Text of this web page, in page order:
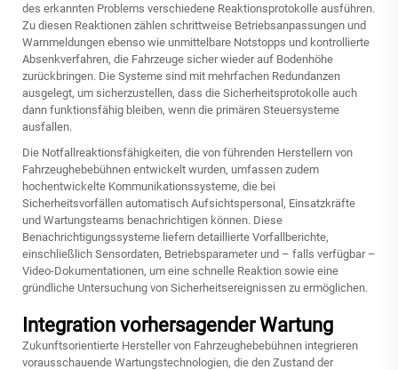
des erkannten Problems verschiedene Reaktionsprotokolle ausführen.
Zu diesen Reaktionen zählen schrittweise Betriebsanpassungen und
Warnmeldungen ebenso wie unmittelbare Notstopps und kontrollierte
Absenkverfahren, die Fahrzeuge sicher wieder auf Bodenhöhe
zurückbringen. Die Systeme sind mit mehrfachen Redundanzen
ausgelegt, um sicherzustellen, dass die Sicherheitsprotokolle auch
dann funktionsfähig bleiben, wenn die primären Steuersysteme
ausfallen.
Die Notfallreaktionsfähigkeiten, die von führenden Herstellern von
Fahrzeughebebühnen entwickelt wurden, umfassen zudem
hochentwickelte Kommunikationssysteme, die bei
Sicherheitsvorfällen automatisch Aufsichtspersonal, Einsatzkräfte
und Wartungsteams benachrichtigen können. Diese
Benachrichtigungssysteme liefern detaillierte Vorfallberichte,
einschließlich Sensordaten, Betriebsparameter und – falls verfügbar –
Video-Dokumentationen, um eine schnelle Reaktion sowie eine
gründliche Untersuchung von Sicherheitsereignissen zu ermöglichen.
Integration vorhersagender Wartung
Zukunftsorientierte Hersteller von Fahrzeughebebühnen integrieren
vorausschauende Wartungstechnologien, die den Zustand der